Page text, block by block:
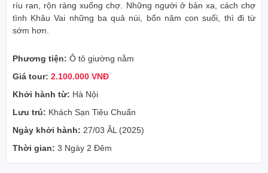
ríu ran, rộn ràng xuống chợ. Những người ở bản xa, cách chợ
tình Khâu Vai những ba quả núi, bốn năm con suối, thì đi từ
sớm hơn.
Phương tiện: Ô tô giường nằm
Giá tour: 2.100.000 VNĐ
Khởi hành từ: Hà Nội
Lưu trú: Khách Sạn Tiêu Chuẩn
Ngày khởi hành: 27/03 ÂL (2025)
Thời gian: 3 Ngày 2 Đêm